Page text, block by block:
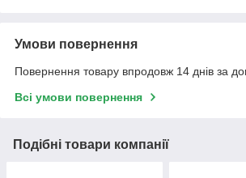
Умови повернення
Повернення товару впродовж 14 днів за
Всі умови повернення
Подібні товари компанії